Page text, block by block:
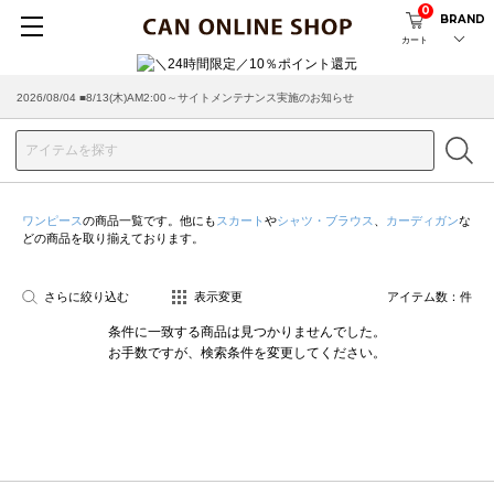
カート
0
BRAND
2026/08/04 ■8/13(木)AM2:00～サイトメンテナンス実施のお知らせ
ワンピースの商品一覧です。他にも スカート やシャツ・ブラウス カーディガンな
どの商品を取り揃えております。
さらに絞り込む 表示変更 アイテム数： 件
条件に一致する商品は見つかりませんでした。
お手数ですが、検索条件を変更してください。